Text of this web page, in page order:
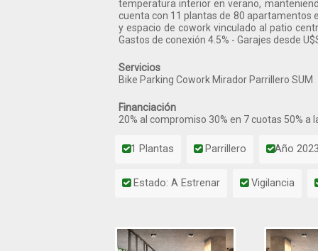
temperatura interior en verano,
cuenta con 11 plantas de 80 apartamentos
y espacio de cowork vinculado al patio
Gastos de conexión 4.5% - Garajes desde
Servicios
Bike Parking Cowork Mirador Parrillero SUM
Financiación
20% al compromiso 30% en 7 cuotas 50% a
1 Plantas Parrillero Año
Estado: A Estrenar Vigilancia